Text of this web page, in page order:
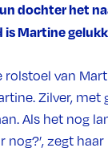
dochter het
is Martine
rolstoel van
Zilver,
Als het nog
zegt